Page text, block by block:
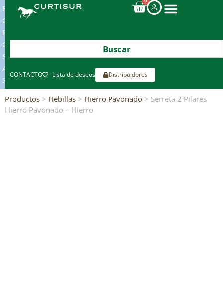
ENVIOS
GRATIS
POR
COMPRAS
SUPERIORES
A
300€*
CONTACTO Lista de deseos Distribuidores
Productos > Hebillas > Hierro Pavonado > Serreta 2 Pilares
Hierro Pavonado – Hierro